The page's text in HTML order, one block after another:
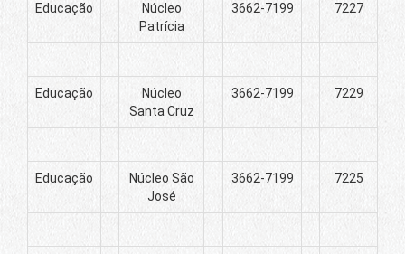
Educação
Núcleo
Patrícia
3662-7199 7227
Educação
Núcleo
Santa Cruz
3662-7199 7229
Educação
Núcleo São
José
3662-7199 7225